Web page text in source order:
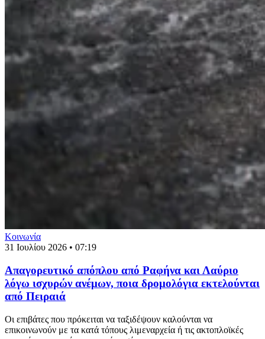
Κοινωνία
31 Ιουλίου 2026 • 07:19
Απαγορευτικό απόπλου από Ραφήνα και Λαύριο
λόγω ισχυρών ανέμων, ποια δρομολόγια εκτελούνται
από Πειραιά
Οι επιβάτες που πρόκειται να ταξιδέψουν καλούνται να
επικοινωνούν με τα κατά τόπους λιμεναρχεία ή τις ακτοπλοϊκές